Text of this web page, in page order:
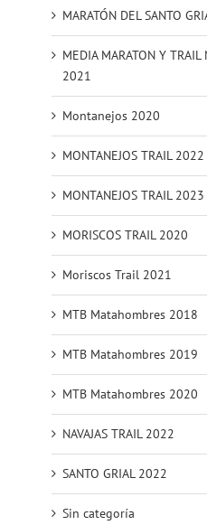
MARATÓN DEL SANTO
MEDIA MARATON Y TRAIL
2021
Montanejos 2020
MONTANEJOS TRAIL 2022
MONTANEJOS TRAIL 2023
MORISCOS TRAIL 2020
Moriscos Trail 2021
MTB Matahombres 2018
MTB Matahombres 2019
MTB Matahombres 2020
NAVAJAS TRAIL 2022
SANTO GRIAL 2022
Sin categoría